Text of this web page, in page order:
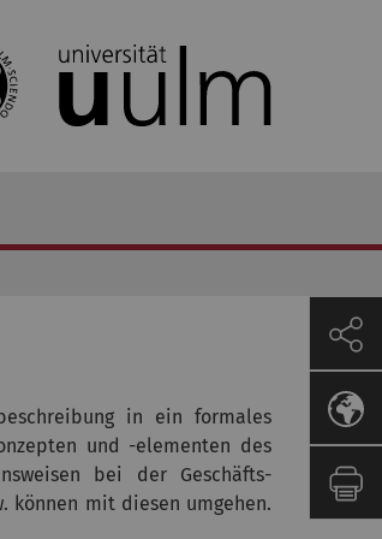
in ein formales
und -elementen des
bei der Geschäfts­
können mit diesen umgehen.